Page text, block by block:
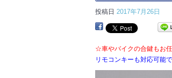
投稿日 2017年7月26日
☆車やバイクの合鍵もお
リモコンキーも対応可能で